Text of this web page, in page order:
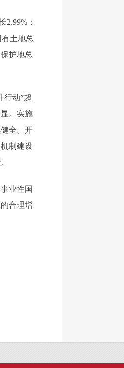
；
土地总
护地总
行动”超
。实施
全。开
制建设
业性国
合理增